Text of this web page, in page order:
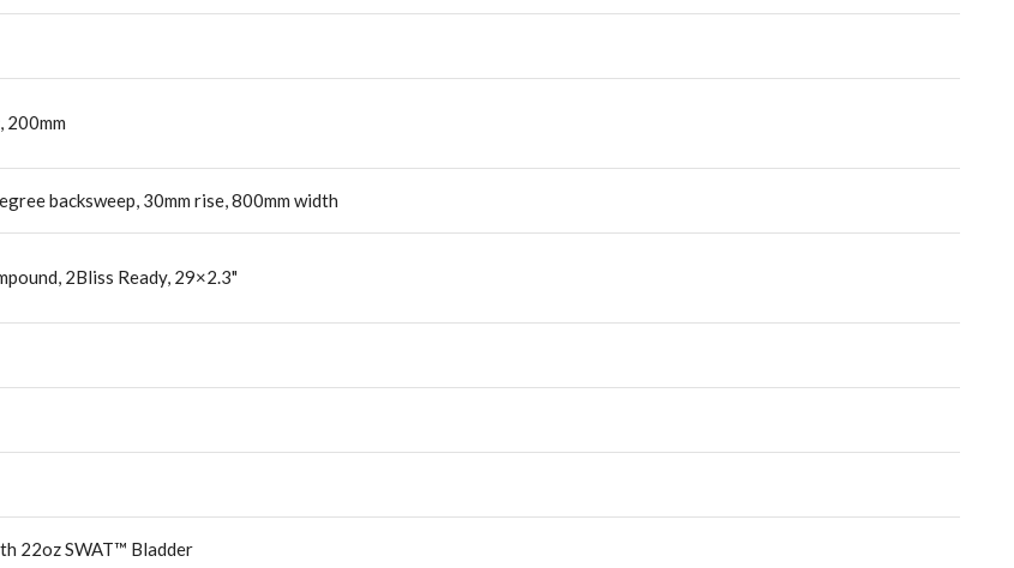
200mm
backsweep, 30mm rise, 800mm width
2Bliss Ready, 29×2.3"
22oz SWAT™ Bladder